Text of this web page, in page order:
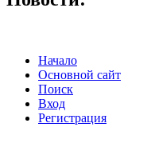
Начало
Основной сайт
Поиск
Вход
Регистрация